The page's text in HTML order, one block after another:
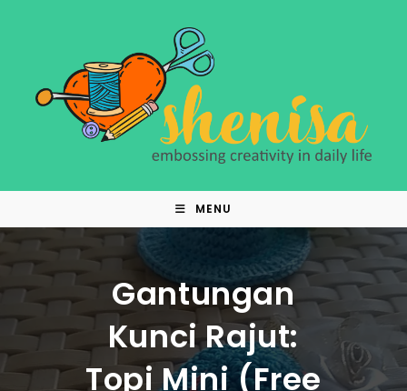
MENU
Gantungan
Kunci Rajut:
Topi Mini (Free